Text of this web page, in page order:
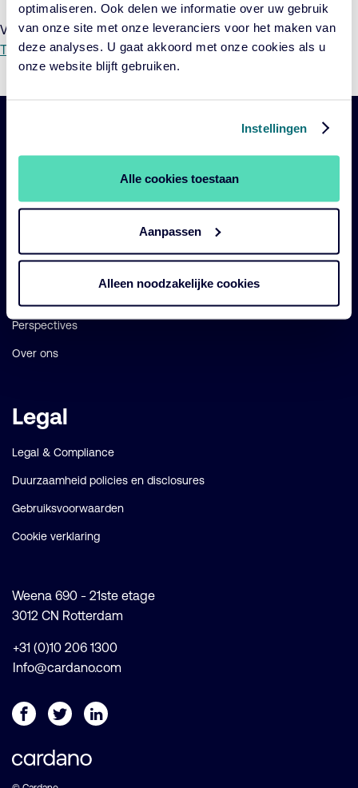
optimaliseren. Ook delen we informatie over uw gebruik
van onze site met onze leveranciers voor het maken van
deze analyses. U gaat akkoord met onze cookies als u
onze website blijft gebruiken.
Instellingen
Alle cookies toestaan
Aanpassen
Alleen noodzakelijke cookies
Voor meer informatie hierover verwijzen wij u naar de
Toelichtingen het bijgewerkteAddendum.
Navigatie
Impact
Perspectives
Over ons
Legal
Legal & Compliance
Duurzaamheid policies en disclosures
Gebruiksvoorwaarden
Cookie verklaring
Weena 690 - 21ste etage
3012 CN Rotterdam
+31 (0)10 206 1300
Info@cardano.com